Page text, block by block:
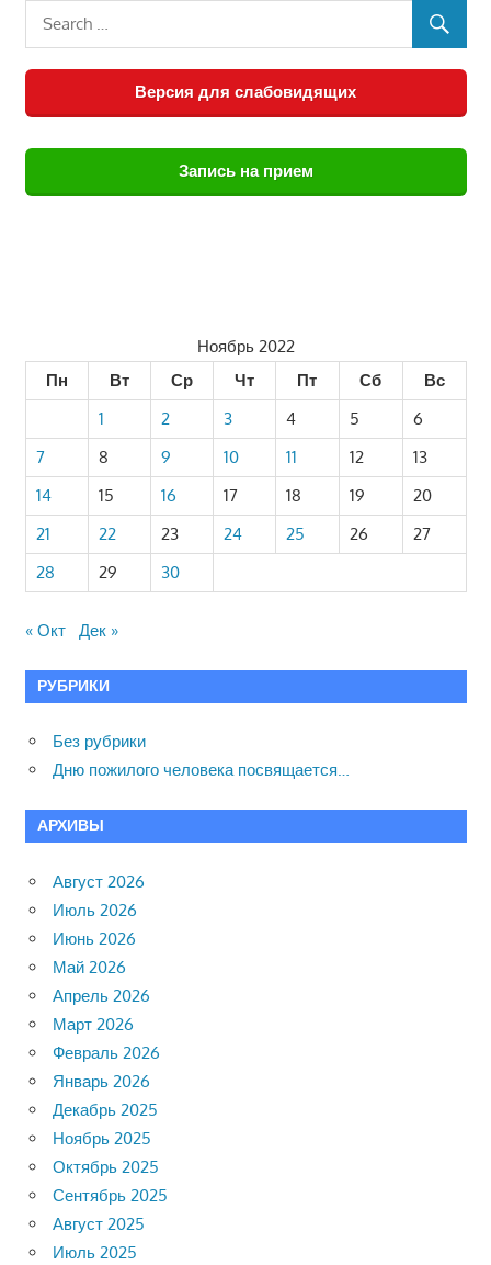
Версия для слабовидящих
Запись на прием
Ноябрь 2022
Пн Вт Ср Чт Пт Сб Вс
1 2 3 4 5
6
7
8 9 10 11 12
13
14
15 16 17 18 19
20
21
22 23 24 25 26
27
28
29 30
« Окт Дек »
РУБРИКИ
Без рубрики
Дню пожилого человека посвящается…
АРХИВЫ
Август 2026
Июль 2026
Июнь 2026
Май 2026
Апрель 2026
Март 2026
Февраль 2026
Январь 2026
Декабрь 2025
Ноябрь 2025
Октябрь 2025
Сентябрь 2025
Август 2025
Июль 2025